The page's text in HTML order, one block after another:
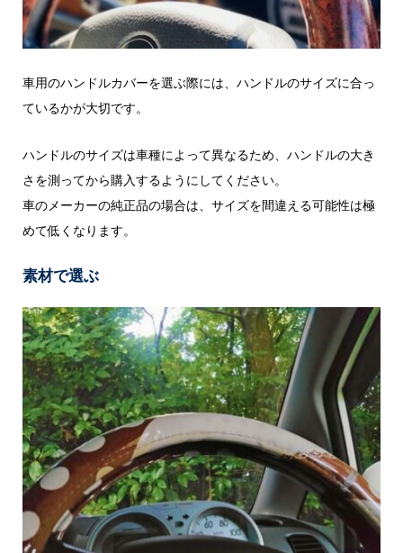
車用のハンドルカバーを選ぶ際には、ハンドルのサイズに合っ
ているかが大切です。
ハンドルのサイズは車種によって異なるため、ハンドルの大き
さを測ってから購入するようにしてください。
車のメーカーの純正品の場合は、サイズを間違える可能性は極
めて低くなります。
素材で選ぶ